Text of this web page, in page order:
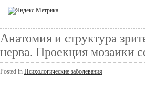
Анатомия и структура
нерва. Проекция мозаики
Posted in Психологические заболевания